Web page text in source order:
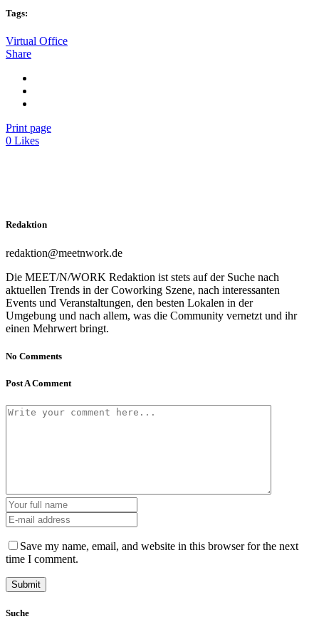
Tags:
Virtual Office
Share
Print page
0 Likes
Redaktion
redaktion@meetnwork.de
Die MEET/N/WORK Redaktion ist stets auf der Suche nach
aktuellen Trends in der Coworking Szene, nach interessanten
Events und Veranstaltungen, den besten Lokalen in der
Umgebung und nach allem, was die Community vernetzt und ihr
einen Mehrwert bringt.
No Comments
Post A Comment
Save my name, email, and website in this browser for the next
time I comment.
Suche